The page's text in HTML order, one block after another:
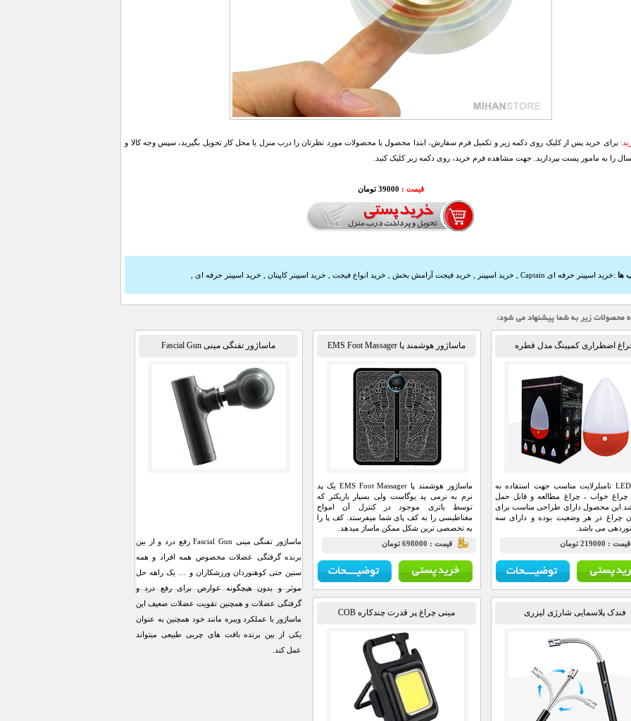
برای خرید پس از کلیک روی دکمه زیر و تکمیل فرم سفارش، ابتدا محصول یا محصولات مورد نظرتان را درب منزل یا محل کار تحویل بگیرید، سپس وجه کالا و
را به مامور پست بپردازید. جهت مشاهده فرم خرید، روی دکمه زیر کلیک کنید.
قیمت : 39000 تومان
ها :خرید اسپینر حرفه ای Captain خرید اسپینر خرید فیجت آرامش بخش خرید انواع فیجت خرید اسپینر کاپیتان خرید اسپینر حرفه ای
اضطراری کمپینگ مدل قطره
چراغ LED تامبلرلایت مناسب جهت استفاده به
چراغ خواب ، چراغ مطالعه و قابل حمل
محصول دارای طراحی مناسب برای
چراغ در هر وضعیت بوده و دارای سه
می باشد.
قيمت : 219000 تومان
ماساژور هوشمند پا EMS Foot Massager
ماساژور هوشمند پا EMS Foot Massager یک پد
نرم به نرمی پد یوگاست ولی بسیار باریکتر که
توسط باتری موجود در کنترل آن امواج
مغناطیسی را به کف پای شما میفرستد. کف پا را
به تخصصی ترین شکل ممکن ماساژ میدهد.
قيمت : 698000 تومان
ماساژور تفنگی مینی Fascial Gun
ماساژور تفنگی مینی Fascial Gun رفع درد و از بین
برنده گرفتگی عضلات مخصوص همه افراد و همه
سنین حتی کوهنوردان ورزشکاران و … یک راهه حل
موثر و بدون هیچگونه عوارض برای رفع درد و
گرفتگی عضلات و همچنین تقویت عضلات ضعیف این
ماساژور با عملکرد ویبره مانند خود همچنین به عنوان
یکی از بین برنده بافت های چربی طبیعی میتواند
عمل کند.
فندک پلاسمایی شارژی لیزری مینی چراغ پر قدرت چندکاره COB